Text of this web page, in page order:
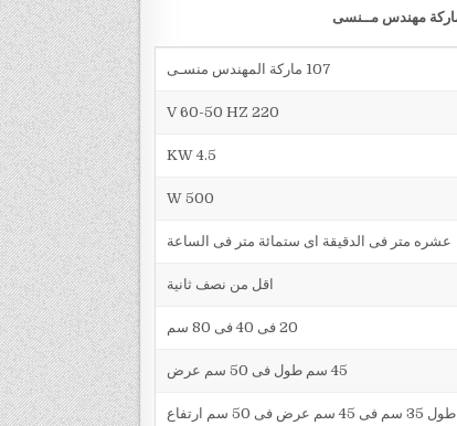
107 ماركة المهندس منسـى
V 60-50 HZ 220
4.5 KW
500 W
عشره متر فى الدقيقة اى ستمائة متر فى الساعة
اقل من نصف ثانية
20 فى 40 فى 80 سم
45 سم طول فى 50 سم عرض
طول 35 سم فى 45 سم عرض فى 50 سم ارتفاع